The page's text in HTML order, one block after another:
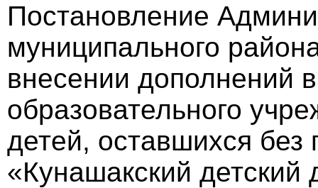
Постановление
муниципального
внесении дополнений
образовательного
детей, оставшихся без
«Кунашакский детский